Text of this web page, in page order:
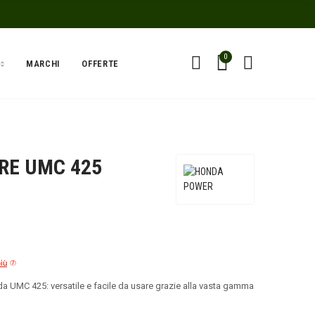
MARCHI OFFERTE
0
UMC 425
UMC 425: versatile e facile da usare grazie alla vasta gamma